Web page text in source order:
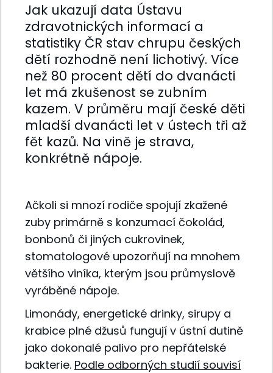
Jak ukazují data Ústavu
zdravotnických informací a
statistiky ČR stav chrupu českých
dětí rozhodně není lichotivý. Více
než 80 procent dětí do dvanácti
let má zkušenost se zubním
kazem. V průměru mají české děti
mladší dvanácti let v ústech tři až
fět kazů. Na vině je strava,
konkrétně nápoje.
Ačkoli si mnozí rodiče spojují zkažené
zuby primárně s konzumací čokolád,
bonbonů či jiných cukrovinek,
stomatologové upozorňují na mnohem
většího viníka, kterým jsou průmyslově
vyráběné nápoje.
Limonády, energetické drinky, sirupy a
krabice plné džusů fungují v ústní dutině
jako dokonalé palivo pro nepřátelské
bakterie. Podle odborných studií souvisí